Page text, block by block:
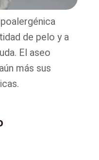
de pelo y a
El aseo
más sus